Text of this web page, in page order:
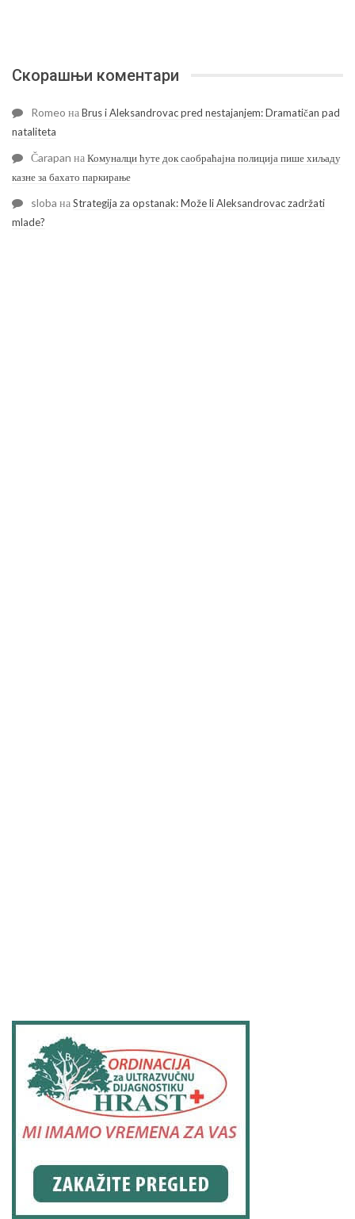
Скорашњи коментари
Romeo наBrus i Aleksandrovac pred nestajanjem: Dramatičan pad
nataliteta
Čarapan наКомуналци ћуте док саобраћајна полиција пише хиљаду
казне за бахато паркирање
sloba наStrategija za opstanak: Može li Aleksandrovac zadržati
mlade?